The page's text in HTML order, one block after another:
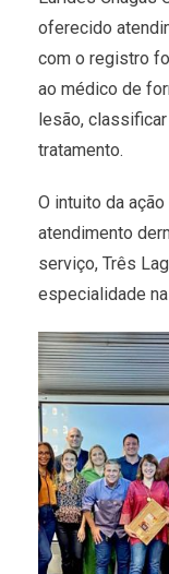
oferecido
com o registro
ao médico de
lesão,
tratamento.
O intuito da
atendimento
serviço, Três
especialidade